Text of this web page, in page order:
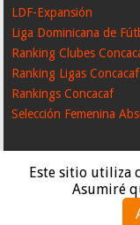
Este sitio utiliza
Asumiré
LDF-Expansión
Liga Dominicana de
Ranking Clubes
Ranking Ligas Concacaf
Rankings Concacaf
Selección Femenina